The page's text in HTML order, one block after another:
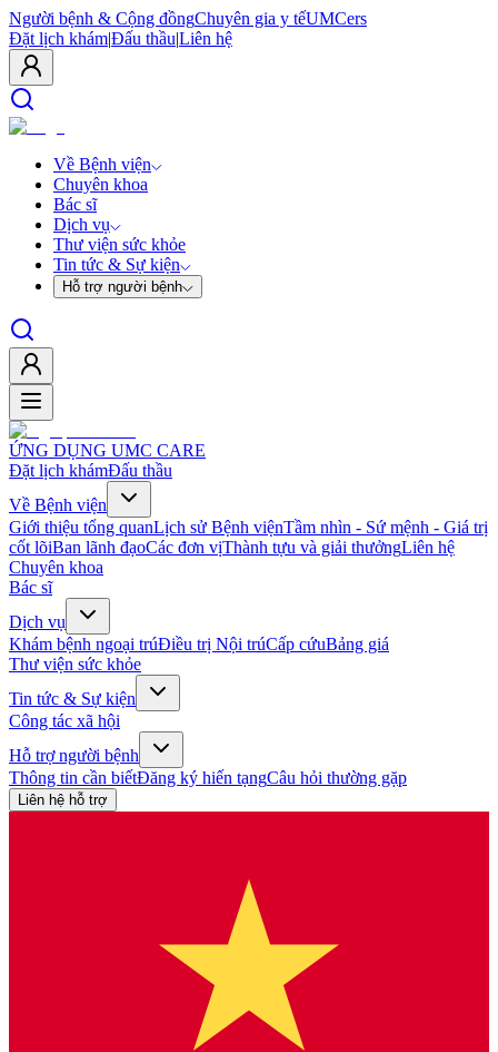
Người bệnh & Cộng đồngChuyên gia y tếUMCers
Đặt lịch khám|Đấu thầu|Liên hệ
Về Bệnh viện
Chuyên khoa
Bác sĩ
Dịch vụ
Thư viện sức khỏe
Tin tức & Sự kiện
Hỗ trợ người bệnh
ỨNG DỤNG UMC CARE
Đặt lịch khámĐấu thầu
Về Bệnh viện
Giới thiệu tổng quanLịch sử Bệnh việnTầm nhìn - Sứ mệnh - Giá trị
cốt lõiBan lãnh đạoCác đơn vịThành tựu và giải thưởngLiên hệ
Chuyên khoa
Bác sĩ
Dịch vụ
Khám bệnh ngoại trúĐiều trị Nội trúCấp cứuBảng giá
Thư viện sức khỏe
Tin tức & Sự kiện
Công tác xã hội
Hỗ trợ người bệnh
Thông tin cần biếtĐăng ký hiến tạngCâu hỏi thường gặp
Liên hệ hỗ trợ